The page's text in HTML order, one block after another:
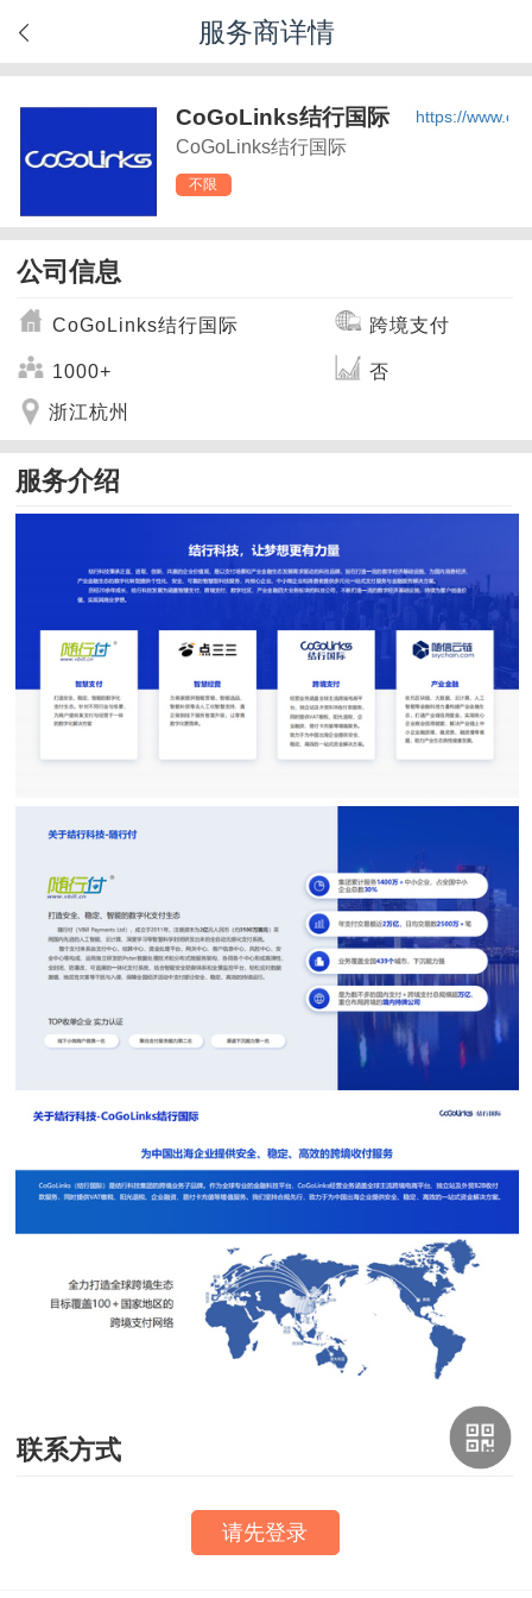
服务商详情
CoGoLinks结行国际 https://
CoGoLinks结行国际
不限
公司信息
CoGoLinks结行国际 跨境支付
1000+
否
浙江杭州
服务介绍
联系方式
请先登录